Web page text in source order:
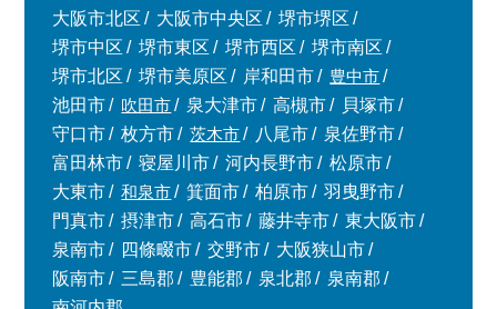
大阪市北区
大阪市中央区
堺市堺区
堺市中区
堺市東区 堺市西区
堺市南区
堺市北区
堺市美原区 岸和田市
豊中市
池田市
吹田市 泉大津市 高槻市
貝塚市
守口市
枚方市 茨木市 八尾市
泉佐野市
富田林市
寝屋川市 河内長野市
松原市
大東市
和泉市 箕面市 柏原市
羽曳野市
門真市
摂津市 高石市 藤井寺市
東大阪市
泉南市
四條畷市 交野市
大阪狭山市
阪南市
三島郡 豊能郡 泉北郡
泉南郡